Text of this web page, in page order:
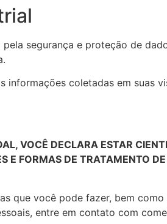
segurança e proteção de
coletadas em suas
VOCÊ DECLARA ESTAR
FORMAS DE TRATAMENTO
que você pode fazer, bem
entre em contato com